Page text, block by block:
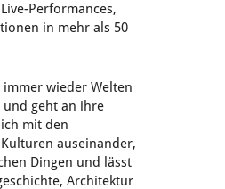
Performances,
in mehr als 50
wieder Welten
geht an ihre
mit den
auseinander,
Dingen und lässt
Architektur